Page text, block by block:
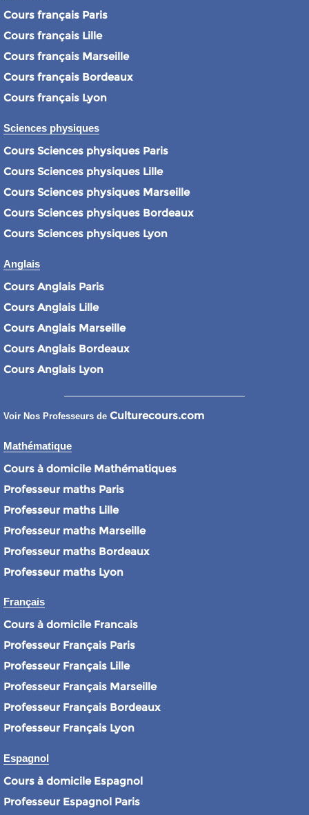
Cours français Paris
Cours français Lille
Cours français Marseille
Cours français Bordeaux
Cours français Lyon
Sciences physiques
Cours Sciences physiques Paris
Cours Sciences physiques Lille
Cours Sciences physiques Marseille
Cours Sciences physiques Bordeaux
Cours Sciences physiques Lyon
Anglais
Cours Anglais Paris
Cours Anglais Lille
Cours Anglais Marseille
Cours Anglais Bordeaux
Cours Anglais Lyon
Voir Nos Professeurs de Culturecours.com
Mathématique
Cours à domicile Mathématiques
Professeur maths Paris
Professeur maths Lille
Professeur maths Marseille
Professeur maths Bordeaux
Professeur maths Lyon
Français
Cours à domicile Francais
Professeur Français Paris
Professeur Français Lille
Professeur Français Marseille
Professeur Français Bordeaux
Professeur Français Lyon
Espagnol
Cours à domicile Espagnol
Professeur Espagnol Paris